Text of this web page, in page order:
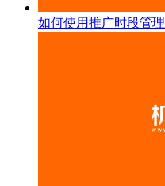
如何使用推广时段管理